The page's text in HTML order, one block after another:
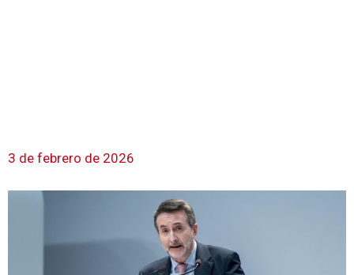
3 de febrero de 2026